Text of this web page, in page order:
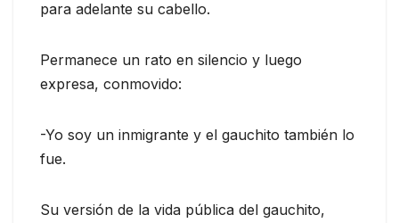
para adelante su cabello.
Permanece un rato en silencio y luego
expresa, conmovido:
-Yo soy un inmigrante y el gauchito también lo
fue.
Su versión de la vida pública del gauchito,